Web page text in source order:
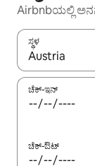
Airbnbಯಲ್ಲಿ
ಸ್ಥಳ
ಫಲಿತಾಂಶಗಳು
ಚೆಕ್-ಇನ್
ಚೆಕ್-ಔಟ್